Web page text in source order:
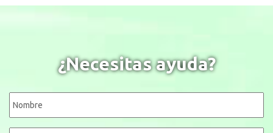
¿Necesitas ayuda?